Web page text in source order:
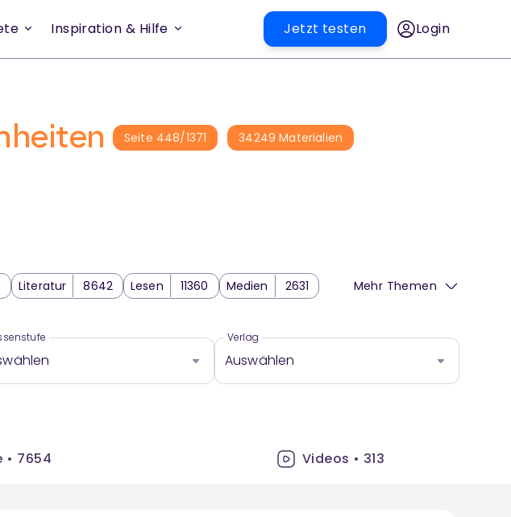
Inspiration & Hilfe Jetzt testen Login
Seite 448/1371 34249 Materialien
Literatur 8642 Lesen 11360 Medien
2631
Mehr Themen
Verlag
Auswählen
• 7654 Videos • 313